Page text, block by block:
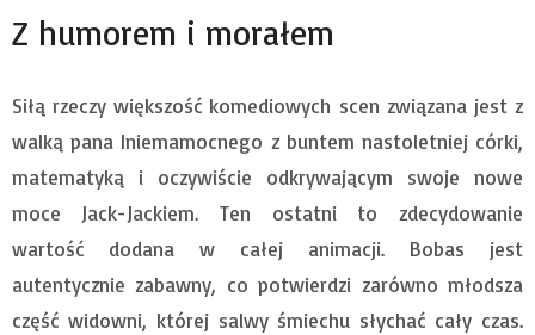
Z humorem i morałem
Siłą rzeczy większość komediowych scen związana jest z
walką pana Iniemamocnego z buntem nastoletniej córki,
matematyką i oczywiście odkrywającym swoje nowe
moce Jack-Jackiem. Ten ostatni to zdecydowanie
wartość dodana w całej animacji. Bobas jest
autentycznie zabawny, co potwierdzi zarówno młodsza
część widowni, której salwy śmiechu słychać cały czas.